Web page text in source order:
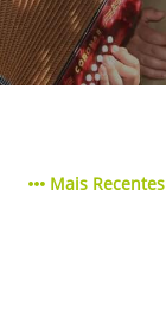
Mais Recentes